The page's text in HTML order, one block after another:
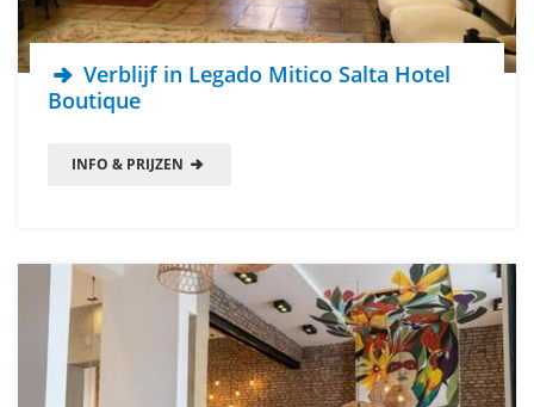
Verblijf in Legado Mitico Salta Hotel
Boutique
INFO & PRIJZEN